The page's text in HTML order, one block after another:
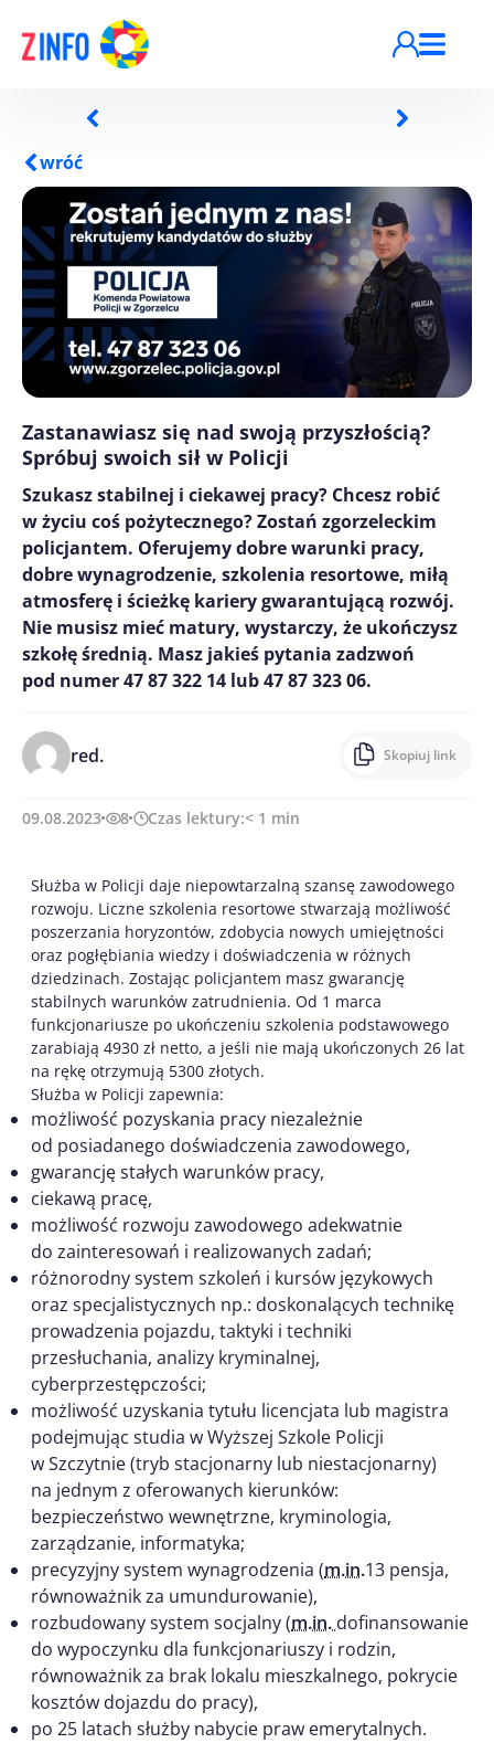
wróć
Zastanawiasz się nad swoją przyszłością?
Spróbuj swoich sił w Policji
Szukasz stabilnej i ciekawej pracy? Chcesz robić
w życiu coś pożytecznego? Zostań zgorzeleckim
policjantem. Oferujemy dobre warunki pracy,
dobre wynagrodzenie, szkolenia resortowe, miłą
atmosferę i ścieżkę kariery gwarantującą rozwój.
Nie musisz mieć matury, wystarczy, że ukończysz
szkołę średnią. Masz jakieś pytania zadzwoń
pod numer 47 87 322 14 lub 47 87 323 06.
red. Skopiuj link
09.08.2023 8 Czas lektury:< 1 min
Służba w Policji daje niepowtarzalną szansę zawodowego
rozwoju. Liczne szkolenia resortowe stwarzają możliwość
poszerzania horyzontów, zdobycia nowych umiejętności
oraz pogłębiania wiedzy i doświadczenia w różnych
dziedzinach. Zostając policjantem masz gwarancję
stabilnych warunków zatrudnienia. Od 1 marca
funkcjonariusze po ukończeniu szkolenia podstawowego
zarabiają 4930 zł netto, a jeśli nie mają ukończonych 26 lat
na rękę otrzymują 5300 złotych.
Służba w Policji zapewnia:
możliwość pozyskania pracy niezależnie
od posiadanego doświadczenia zawodowego,
gwarancję stałych warunków pracy,
ciekawą pracę,
możliwość rozwoju zawodowego adekwatnie
do zainteresowań i realizowanych zadań;
różnorodny system szkoleń i kursów językowych
oraz specjalistycznych np.: doskonalących technikę
prowadzenia pojazdu, taktyki i techniki
przesłuchania, analizy kryminalnej,
cyberprzestępczości;
możliwość uzyskania tytułu licencjata lub magistra
podejmując studia w Wyższej Szkole Policji
w Szczytnie (tryb stacjonarny lub niestacjonarny)
na jednym z oferowanych kierunków:
bezpieczeństwo wewnętrzne, kryminologia,
zarządzanie, informatyka;
precyzyjny system wynagrodzenia (m.in.13 pensja,
równoważnik za umundurowanie),
rozbudowany system socjalny (m.in. dofinansowanie
do wypoczynku dla funkcjonariuszy i rodzin,
równoważnik za brak lokalu mieszkalnego, pokrycie
kosztów dojazdu do pracy),
po 25 latach służby nabycie praw emerytalnych.